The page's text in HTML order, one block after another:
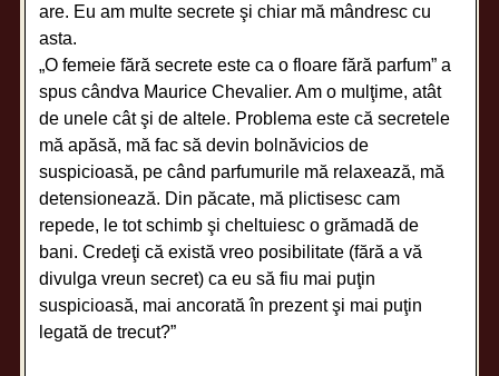
are. Eu am multe secrete şi chiar mă mândresc cu
asta.
„O femeie fără secrete este ca o floare fără parfum” a
spus cândva Maurice Chevalier. Am o mulţime, atât
de unele cât şi de altele. Problema este că secretele
mă apăsă, mă fac să devin bolnăvicios de
suspicioasă, pe când parfumurile mă relaxează, mă
detensionează. Din păcate, mă plictisesc cam
repede, le tot schimb şi cheltuiesc o grămadă de
bani. Credeţi că există vreo posibilitate (fără a vă
divulga vreun secret) ca eu să fiu mai puţin
suspicioasă, mai ancorată în prezent şi mai puţin
legată de trecut?”